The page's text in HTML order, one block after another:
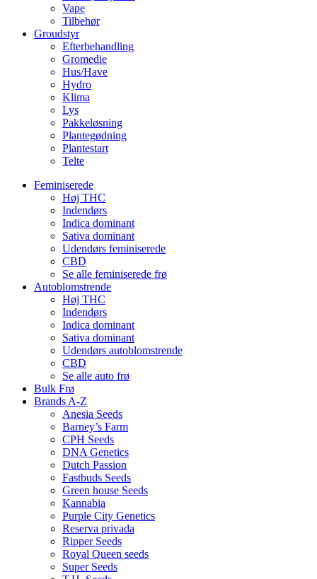
Vape
Tilbehør
Groudstyr
Efterbehandling
Gromedie
Hus/Have
Hydro
Klima
Lys
Pakkeløsning
Plantegødning
Plantestart
Telte
Feminiserede
Høj THC
Indendørs
Indica dominant
Sativa dominant
Udendørs feminiserede
CBD
Se alle feminiserede frø
Autoblomstrende
Høj THC
Indendørs
Indica dominant
Sativa dominant
Udendørs autoblomstrende
CBD
Se alle auto frø
Bulk Frø
Brands A-Z
Anesia Seeds
Barney’s Farm
CPH Seeds
DNA Genetics
Dutch Passion
Fastbuds Seeds
Green house Seeds
Kannabia
Purple City Genetics
Reserva privada
Ripper Seeds
Royal Queen seeds
Super Seeds